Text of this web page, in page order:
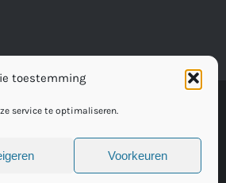
toestemming
service te optimaliseren.
Voorkeuren